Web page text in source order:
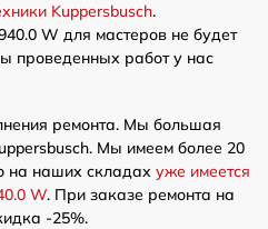
Kuppersbusch.
W для мастеров не будет
проведенных работ у нас
ремонта. Мы большая
Мы имеем более 20
на наших складах уже имеется
W. При заказе ремонта на
-25%.